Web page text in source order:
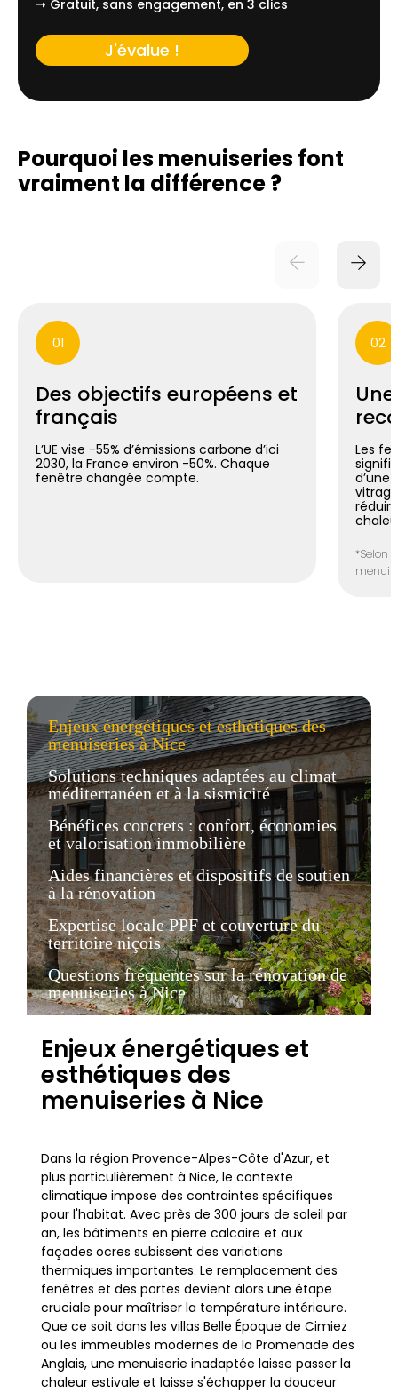
➝ Gratuit, sans engagement, en 3 clics
J'évalue !
Pourquoi les menuiseries font
vraiment la différence ?
01
Des objectifs européens et
français
L’UE vise -55% d’émissions carbone d’ici
2030, la France environ -50%. Chaque
fenêtre changée compte.
02
Les
d’une
*Selon
Enjeux énergétiques et esthétiques des
menuiseries à Nice
Solutions techniques adaptées au climat
méditerranéen et à la sismicité
Bénéfices concrets : confort, économies
et valorisation immobilière
Aides financières et dispositifs de soutien
à la rénovation
Expertise locale PPF et couverture du
territoire niçois
Questions fréquentes sur la rénovation de
menuiseries à Nice
Enjeux énergétiques et
esthétiques des
menuiseries à Nice
Dans la région Provence-Alpes-Côte d'Azur, et
plus particulièrement à Nice, le contexte
climatique impose des contraintes spécifiques
pour l'habitat. Avec près de 300 jours de soleil par
an, les bâtiments en pierre calcaire et aux
façades ocres subissent des variations
thermiques importantes. Le remplacement des
fenêtres et des portes devient alors une étape
cruciale pour maîtriser la température intérieure.
Que ce soit dans les villas Belle Époque de Cimiez
ou les immeubles modernes de la Promenade des
Anglais, une menuiserie inadaptée laisse passer la
chaleur estivale et laisse s'échapper la douceur